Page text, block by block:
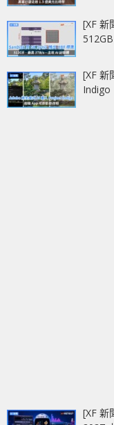
[XF 新
[XF 新
[XF 新